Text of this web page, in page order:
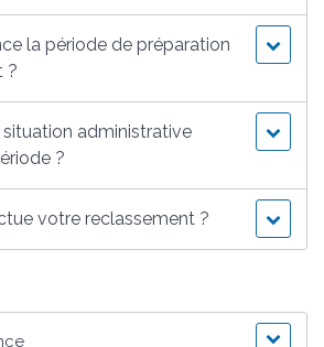
la période de préparation
?
administrative
?
votre reclassement ?